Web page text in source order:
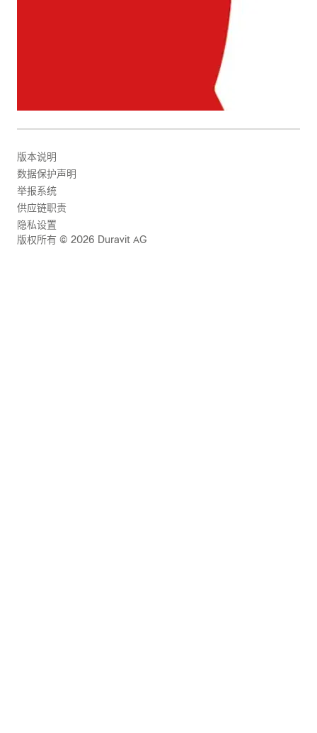
版本说明
数据保护声明
举报系统
供应链职责
隐私设置
版权所有 © 2026 Duravit AG